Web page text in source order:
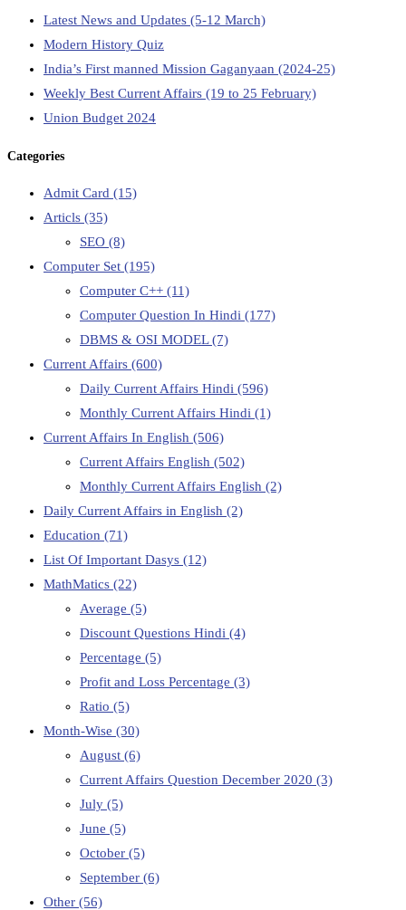
Latest News and Updates (5-12 March)
Modern History Quiz
India’s First manned Mission Gaganyaan (2024-25)
Weekly Best Current Affairs (19 to 25 February)
Union Budget 2024
Categories
Admit Card (15)
Articls (35)
SEO (8)
Computer Set (195)
Computer C++ (11)
Computer Question In Hindi (177)
DBMS & OSI MODEL(7)
Current Affairs (600)
Daily Current Affairs Hindi (596)
Monthly Current Affairs Hindi (1)
Current Affairs In English (506)
Current Affairs English (502)
Monthly Current Affairs English (2)
Daily Current Affairs in English (2)
Education (71)
List Of Important Dasys (12)
MathMatics (22)
Average (5)
Discount Questions Hindi (4)
Percentage (5)
Profit and Loss Percentage (3)
Ratio (5)
Month-Wise (30)
August (6)
Current Affairs Question December 2020 (3)
July (5)
June (5)
October (5)
September (6)
Other (56)